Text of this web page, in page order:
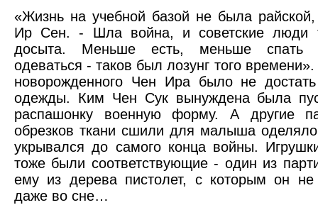
«Жизнь на учебной базой не была
Ир Сен. - Шла война, и советские люди
досыта. Меньше есть, меньше спать
одеваться - таков был лозунг того
новорожденного Чен Ира было не
одежды. Ким Чен Сук вынуждена была
распашонку военную форму. А другие
обрезков ткани сшили для малыша
укрывался до самого конца войны.
тоже были соответствующие - один из
ему из дерева пистолет, с которым он не
даже во сне…